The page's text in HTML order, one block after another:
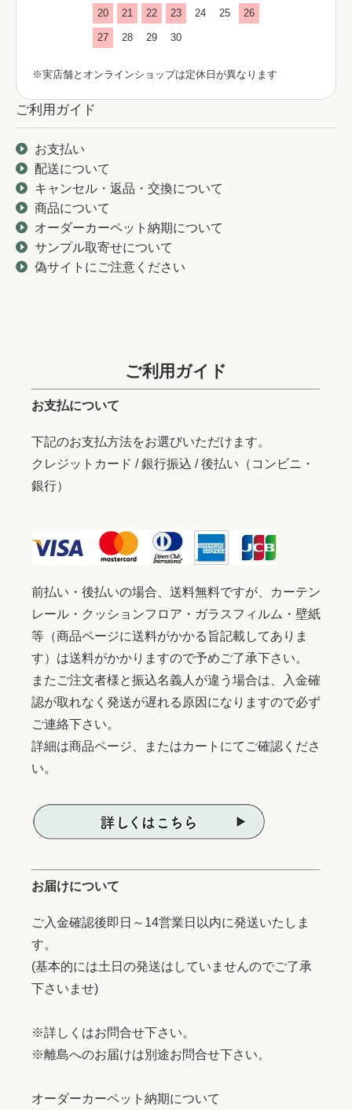
20 21 22 23 24 25 26
27 28 29 30
※実店舗とオンラインショップは定休日が異なります
ご利用ガイド
お支払い
配送について
キャンセル・返品・交換について
商品について
オーダーカーペット納期について
サンプル取寄せについて
偽サイトにご注意ください
ご利用ガイド
お支払について
下記のお支払方法をお選びいただけます。
クレジットカード / 銀行振込 / 後払い（コンビニ・
銀行）
前払い・後払いの場合、送料無料ですが、カーテン
レール・クッションフロア・ガラスフィルム・壁紙
等（商品ページに送料がかかる旨記載してありま
す）は送料がかかりますので予めご了承下さい。
またご注文者様と振込名義人が違う場合は、入金確
認が取れなく発送が遅れる原因になりますので必ず
ご連絡下さい。
詳細は商品ページ、またはカートにてご確認くださ
い。
お届けについて
ご入金確認後即日～14営業日以内に発送いたしま
す。
(基本的には土日の発送はしていませんのでご了承
下さいませ)
※詳しくはお問合せ下さい。
※離島へのお届けは別途お問合せ下さい。
オーダーカーペット納期について